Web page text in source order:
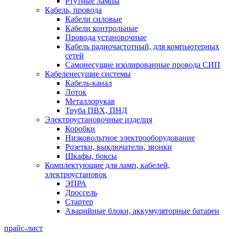
Кабель, провода
Кабели силовые
Кабели контрольные
Провода установочные
Кабель радиочастотный, для компьютерных
сетей
Самонесущие изолированные провода СИП
Кабеленесущие системы
Кабель-канал
Лоток
Металлорукав
Труба ПВХ, ПНД
Электроустановочные изделия
Коробки
Низковольтное электрооборудование
Розетки, выключатели, звонки
Шкафы, боксы
Комплектующие для ламп, кабелей,
электроустановок
ЭПРА
Дроссель
Стартер
Аварийные блоки, аккумуляторные батареи
прайс-лист